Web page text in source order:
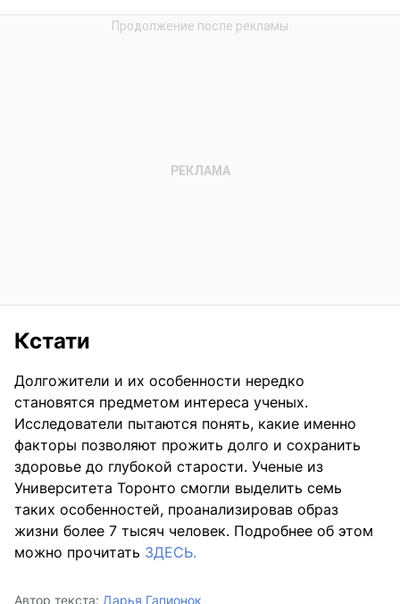
Кстати
Долгожители и их особенности нередко
становятся предметом интереса ученых.
Исследователи пытаются понять, какие именно
факторы позволяют прожить долго и сохранить
здоровье до глубокой старости. Ученые из
Университета Торонто смогли выделить семь
таких особенностей, проанализировав образ
жизни более 7 тысяч человек. Подробнее об этом
можно прочитать ЗДЕСЬ.
Автор текста: Дарья Гапионок